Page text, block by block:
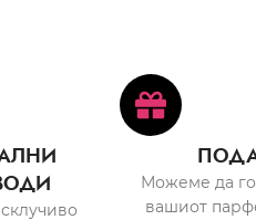
Можеме да
вашиот